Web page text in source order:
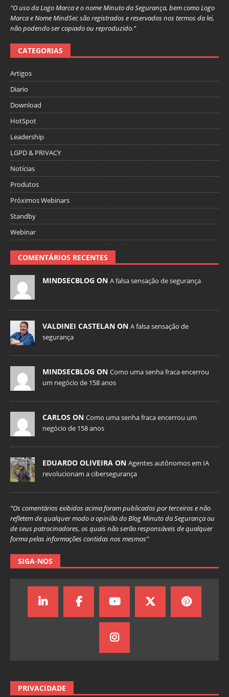
“O uso da Logo Marca e o nome Minuto da Segurança, bem como Logo
Marca e Nome MindSec são registrados e reservados nos termos da lei,
não podendo ser copiado ou reproduzido.”
CATEGORIAS
Artigos
Diario
Download
HotSpot
Leadership
LGPD & PRIVACY
Notícias
Produtos
Próximos Webinars
Standby
Webinar
COMENTÁRIOS RECENTES
MINDSECBLOG ON A falsa sensação de segurança
VALDINEI CASTELAN ON A falsa sensação de
segurança
MINDSECBLOG ON Como uma senha fraca encerrou
um negócio de 158 anos
CARLOS ON Como uma senha fraca encerrou um
negócio de 158 anos
EDUARDO OLIVEIRA ON Agentes autônomos em IA
revolucionam a cibersegurança
“Os comentários exibidos acima foram publicados por terceiros e não
refletem de qualquer modo a opinião do Blog Minuto da Segurança ou
de seus patrocinadores, os quais não serão responsáveis de qualquer
forma pelas informações contidas nos mesmos”
SIGA-NOS
PRIVACIDADE